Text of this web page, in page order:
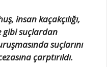
insan kaçakçılığı,
gibi suçlardan
suçlarını
çarptırıldı.